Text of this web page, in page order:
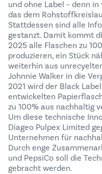
und ohne Label – denn
das dem
Stattdessen sind alle
gestanzt. Damit kommt
2025 alle Flaschen zu
produzieren, ein Stück
weiterhin aus
Johnnie Walker in die
2021 wird der Black
entwickelten
zu 100% aus nachhaltig
Um diese technische
Diageo Pulpex Limited
Unternehmen für
Durch enge
und PepsiCo soll die
gebracht werden.